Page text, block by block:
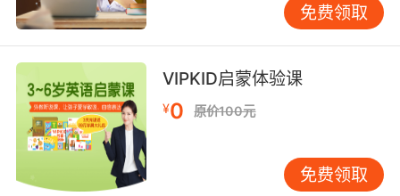
隐喻手法同样精彩。梅尔维尔在《白鲸》中把飓
风比作"God's own bellows"（上帝的风箱），
VIPKID经典教材《American Mosaic》则收录
了"wind like an invisible giant"（无形巨人般的
风）这样的现代比喻。教师可引导学生观察风中
物体的动态，用"dancing leaves"（舞动的落
叶）替代"falling leaves"，瞬间激活语言生命
力。
免费领取
VIPKID启蒙体验课
¥0 原价100元
免费领取